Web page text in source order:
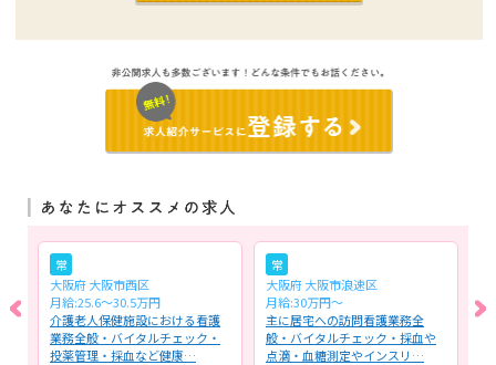
常
大阪府 大阪市西区
月給:25.6～30.5万円
介護老人保健施設における看護
業務全般・バイタルチェック・
投薬管理・採血など健康…
常
大阪府 大阪市浪速区
月給:30万円～
主に居宅への訪問看護業務全
般・バイタルチェック・採血や
点滴・血糖測定やインスリ…